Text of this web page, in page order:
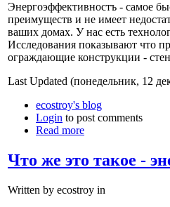
Энергоэффективностъ - самое
преимуществ и не имеет
ваших домах. У нас есть
Исследования показывают что
ограждающие конструкции -
Last Updated (понедельник, 12
ecostroy's blog
Login to post comments
Read more
Что же это такое -
Written by ecostroy in